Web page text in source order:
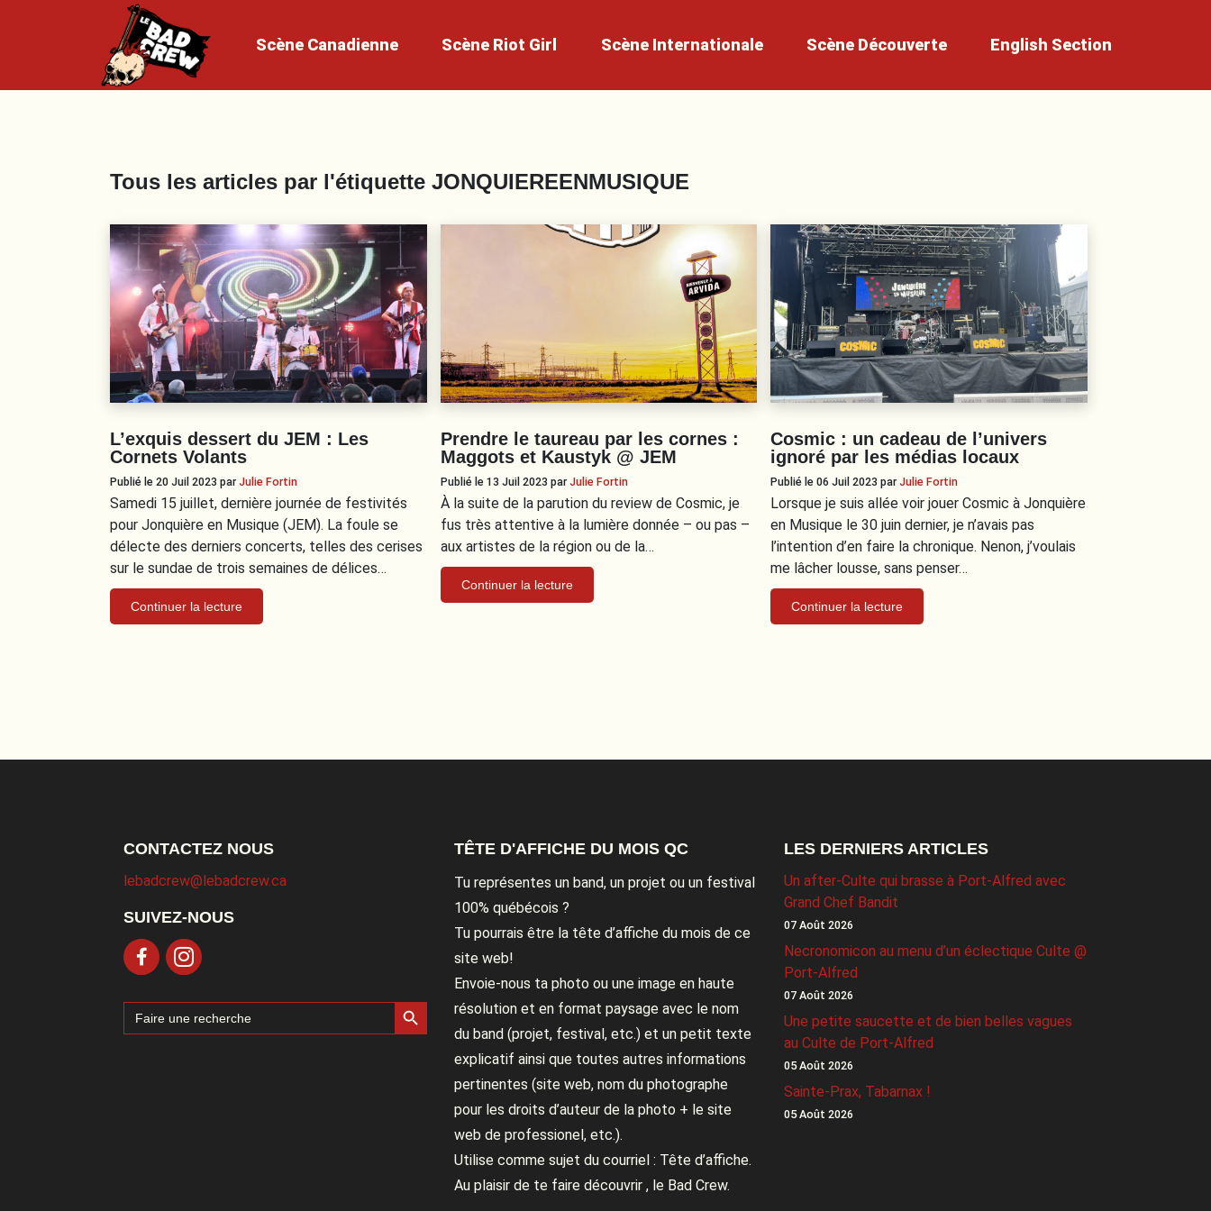
Scène Canadienne Scène Riot Girl Scène Internationale Scène Découverte English Section
Tous les articles par l'étiquette JONQUIEREENMUSIQUE
L’exquis dessert du JEM : Les
Cornets Volants
Publié le 20 Juil 2023 parJulie Fortin
Samedi 15 juillet, dernière journée de festivités
pour Jonquière en Musique (JEM). La foule se
délecte des derniers concerts, telles des cerises
sur le sundae de trois semaines de délices…
Continuer la lecture
Prendre le taureau par les cornes :
Maggots et Kaustyk @ JEM
Publié le 13 Juil 2023 parJulie Fortin
À la suite de la parution du review de Cosmic, je
fus très attentive à la lumière donnée – ou pas –
aux artistes de la région ou de la…
Continuer la lecture
Cosmic : un cadeau de l’univers
ignoré par les médias locaux
Publié le 06 Juil 2023parJulie Fortin
Lorsque je suis allée voir jouer Cosmic à Jonquière
en Musique le 30 juin dernier, je n’avais pas
l’intention d’en faire la chronique. Nenon, j’voulais
me lâcher lousse, sans penser…
Continuer la lecture
CONTACTEZ NOUS
lebadcrew@lebadcrew.ca
SUIVEZ-NOUS
Search
for:
Search Button
TÊTE D'AFFICHE DU MOIS QC
Tu représentes un band, un projet ou un festival
100% québécois ?
Tu pourrais être la tête d’affiche du mois de ce
site web!
Envoie-nous ta photo ou une image en haute
résolution et en format paysage avec le nom
du band (projet, festival, etc.) et un petit texte
explicatif ainsi que toutes autres informations
pertinentes (site web, nom du photographe
pour les droits d’auteur de la photo + le site
web de professionel, etc.).
Utilise comme sujet du courriel : Tête d’affiche.
Au plaisir de te faire découvrir , le Bad Crew.
LES DERNIERS ARTICLES
Un after-Culte qui brasse à Port-Alfred avec
Grand Chef Bandit
07 Août 2026
Necronomicon au menu d’un éclectique Culte @
Port-Alfred
07 Août 2026
Une petite saucette et de bien belles vagues
au Culte de Port-Alfred
05 Août 2026
Sainte-Prax, Tabarnax !
05 Août 2026